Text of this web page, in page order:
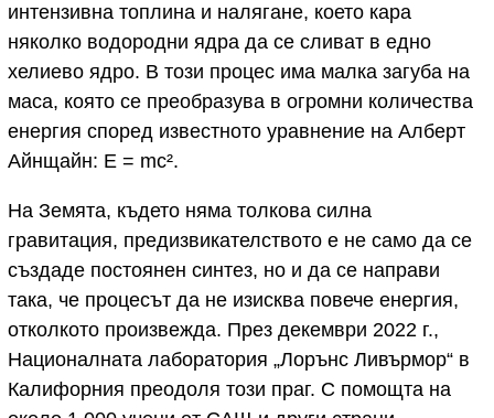
интензивна топлина и налягане, което кара
няколко водородни ядра да се сливат в едно
хелиево ядро. В този процес има малка загуба на
маса, която се преобразува в огромни количества
енергия според известното уравнение на Алберт
Айнщайн: E = mc².
На Земята, където няма толкова силна
гравитация, предизвикателството е не само да се
създаде постоянен синтез, но и да се направи
така, че процесът да не изисква повече енергия,
отколкото произвежда. През декември 2022 г.,
Националната лаборатория „Лорънс Ливърмор“ в
Калифорния преодоля този праг. С помощта на